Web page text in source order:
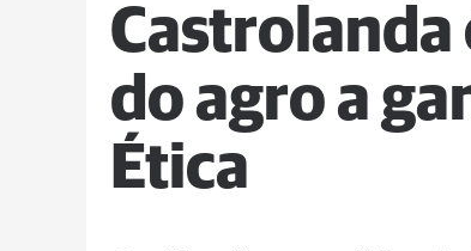
Castrolanda
do agro a
Ética